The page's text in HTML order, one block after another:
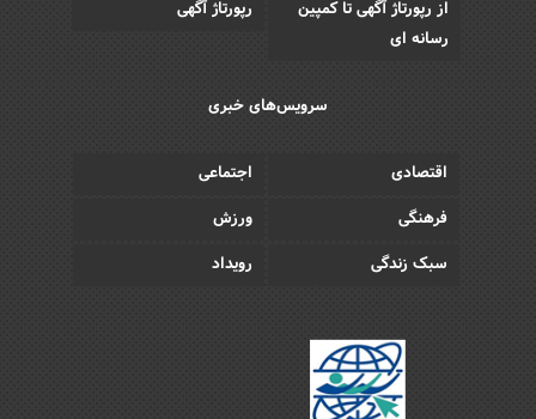
از رپورتاژ آگهی تا کمپین
رسانه ای
رپورتاژ آگهی
سرویس‌های خبری
اقتصادی
اجتماعی
فرهنگی
ورزش
سبک زندگی
رویداد